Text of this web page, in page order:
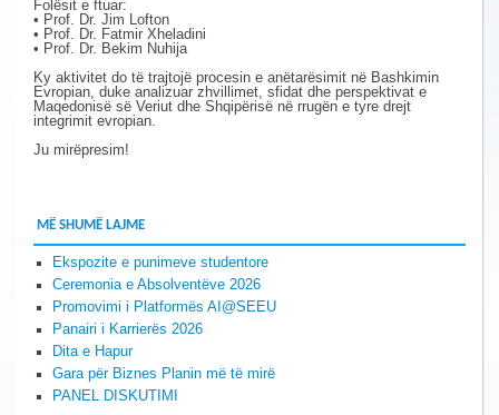
Folësit e ftuar:
• Prof. Dr. Jim Lofton
• Prof. Dr. Fatmir Xheladini
• Prof. Dr. Bekim Nuhija
Ky aktivitet do të trajtojë procesin e anëtarësimit në Bashkimin
Evropian, duke analizuar zhvillimet, sfidat dhe perspektivat e
Maqedonisë së Veriut dhe Shqipërisë në rrugën e tyre drejt
integrimit evropian.
Ju mirëpresim!
MË SHUMË LAJME
Ekspozite e punimeve studentore
Ceremonia e Absolventëve 2026
Promovimi i Platformës AI@SEEU
Panairi i Karrierës 2026
Dita e Hapur
Gara për Biznes Planin më të mirë
PANEL DISKUTIMI